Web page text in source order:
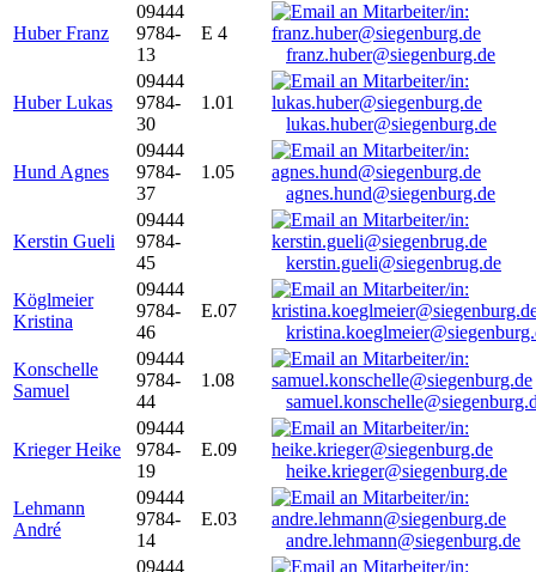
Huber Franz
09444
9784-
13
E 4
franz.huber@siegenburg.de
Huber Lukas
09444
9784-
30
1.01
lukas.huber@siegenburg.de
Hund Agnes
09444
9784-
37
1.05
agnes.hund@siegenburg.de
Kerstin Gueli
09444
9784-
45
kerstin.gueli@siegenbrug.de
Köglmeier
Kristina
09444
9784-
46
E.07
Konschelle
Samuel
09444
9784-
44
1.08
Krieger Heike
09444
9784-
19
E.09
heike.krieger@siegenburg.de
Lehmann
André
09444
9784-
14
E.03
andre.lehmann@siegenburg.de
09444